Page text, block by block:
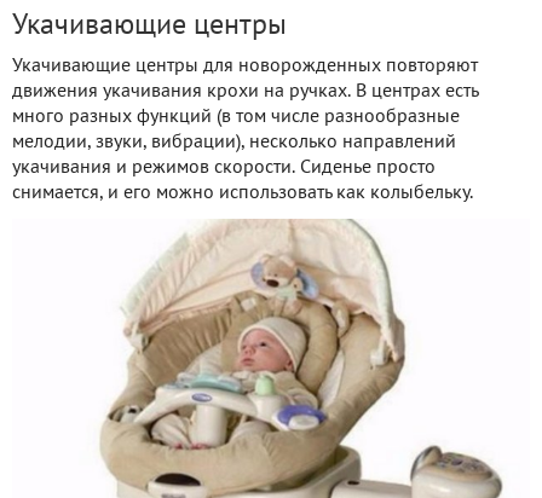
Укачивающие центры
Укачивающие центры для новорожденных повторяют
движения укачивания крохи на ручках. В центрах есть
много разных функций (в том числе разнообразные
мелодии, звуки, вибрации), несколько направлений
укачивания и режимов скорости. Сиденье просто
снимается, и его можно использовать как колыбельку.